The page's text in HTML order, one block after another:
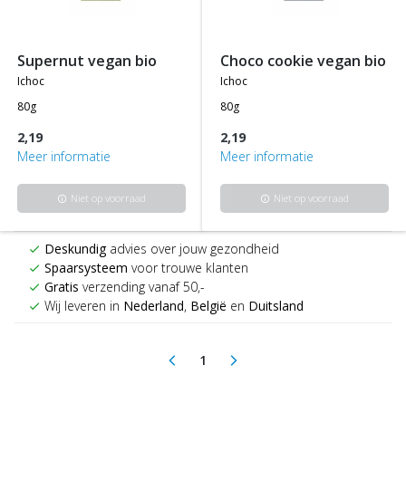
supernut vegan bio
ichoc
80g
2,19
Meer informatie
info Niet op voorraad
choco cookie vegan bio
ichoc
80g
2,19
Meer informatie
info Niet op voorraad
check Deskundigadvies over jouw gezondheid
check Spaarsysteem voor trouwe klanten
check Gratis verzending vanaf 50,-
check Wij leveren in Nederland, België en Duitsland
arrow_back_ios 1(current)
arrow_forward_ios